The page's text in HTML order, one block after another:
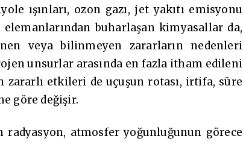
ışınları, ozon gazı, jet yakıtı emisyonu
elemanlarından buharlaşan kimyasallar da,
veya bilinmeyen zararların nedenleri
unsurlar arasında en fazla itham edileni
zararlı etkileri de uçuşun rotası, irtifa, süre
göre değişir.
radyasyon, atmosfer yoğunluğunun görece